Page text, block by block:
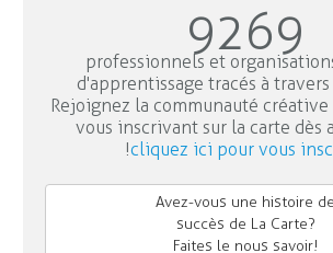
9269
professionnels et
d'apprentissage tracés à travers
Rejoignez la communauté créative
vous inscrivant sur la carte dès
!cliquez ici pour vous
Avez-vous une histoire de
succès de La Carte?
Faites le nous savoir!